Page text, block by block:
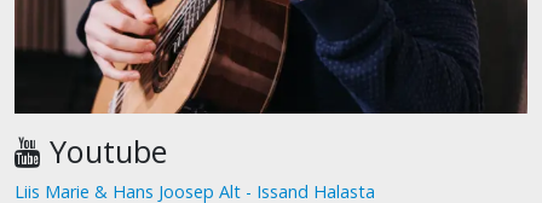
Youtube
Liis Marie & Hans Joosep Alt - Issand Halasta